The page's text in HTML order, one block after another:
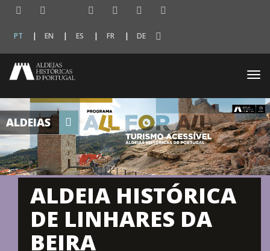
PT EN ES FR DE
ALDEIAS
ALDEIA HISTÓRICA
DE LINHARES DA
BEIRA